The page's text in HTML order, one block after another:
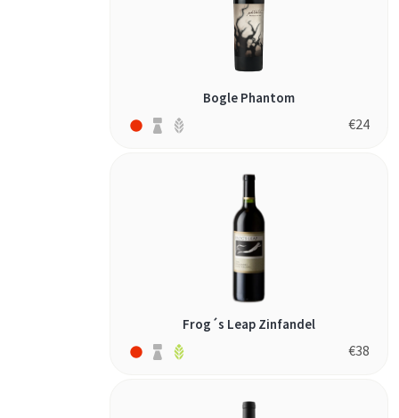
Bogle Phantom
€24
Frog´s Leap Zinfandel
€38